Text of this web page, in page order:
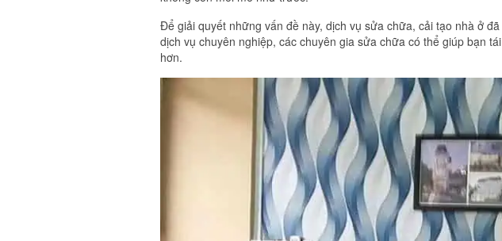
Để giải quyết những vấn đề này, dịch vụ sửa chữa, cải tạo nhà ở
dịch vụ chuyên nghiệp, các chuyên gia sửa chữa có thể giúp bạn
hơn.